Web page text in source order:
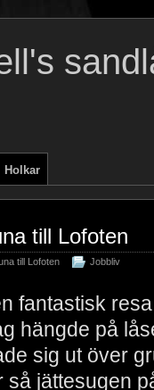
Holkar
till Lofoten
till Lofoten Jobbliv
fantastisk
hängde på
sig ut över
så jättesugen